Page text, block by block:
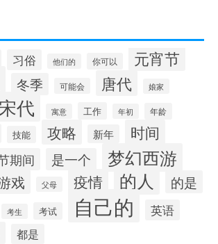
习俗 他们的 你可以 元宵节
冬季 可能会 唐代 娘家
宋代 寓意 工作 年初 年龄
技能 攻略 新年 时间
期间 是一个 梦幻西游
戏 父母 疫情 的人 的是
考生 考试 自己的 英语
都是